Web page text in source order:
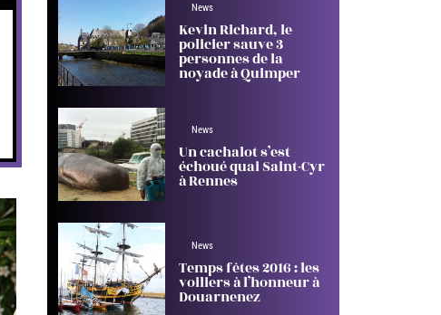
News
Kevin Richard, le
policier sauve 3
personnes de la
noyade à Quimper
News
Un cachalot s’est
échoué quai Saint-Cyr
à Rennes
News
Temps fêtes 2016 : les
voiliers à l’honneur à
Douarnenez